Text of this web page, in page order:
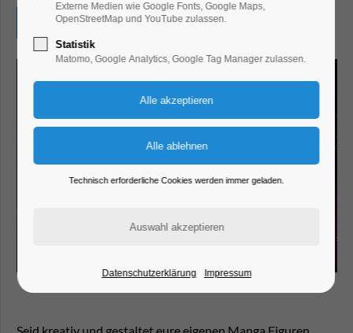
Eintritt frei
Externe Medien wie Google Fonts, Google Maps,
OpenStreetMap und YouTube zulassen.
Statistik
Matomo, Google Analytics, Google Tag Manager zulassen.
Technisch erforderliche Cookies werden immer geladen.
Datenschutzerklärung Impressum